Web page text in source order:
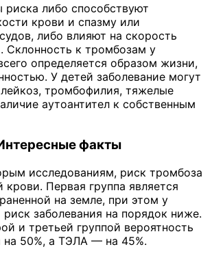
риска либо способствуют
крови и спазму или
либо влияют на скорость
Склонность к тромбозам у
определяется образом жизни,
У детей заболевание могут
тромбофилия, тяжелые
аутоантител к собственным
факты
исследованиям, риск тромбоза
крови. Первая группа является
на земле, при этом у
риск заболевания на порядок ниже.
и третьей группой вероятность
50%, а ТЭЛА — на 45%.